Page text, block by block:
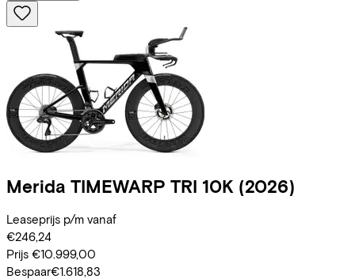
Merida TIMEWARP TRI 10K (2026)
Leaseprijs p/m vanaf
€246,24
Prijs €10.999,00
Bespaar€1.618,83